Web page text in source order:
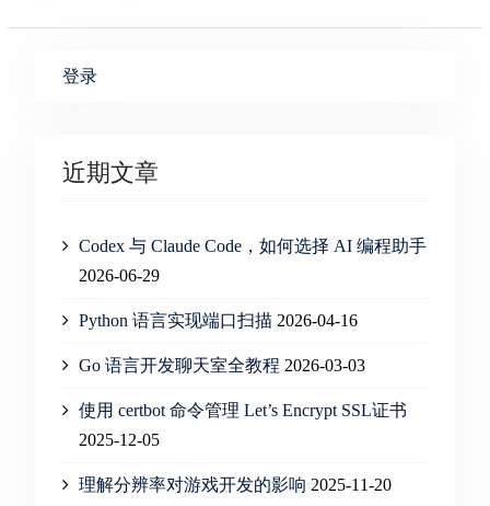
登录
近期文章
Codex 与 Claude Code，如何选择 AI 编程助手
2026-06-29
Python 语言实现端口扫描 2026-04-16
Go 语言开发聊天室全教程 2026-03-03
使用 certbot 命令管理 Let’s Encrypt SSL证书
2025-12-05
理解分辨率对游戏开发的影响 2025-11-20